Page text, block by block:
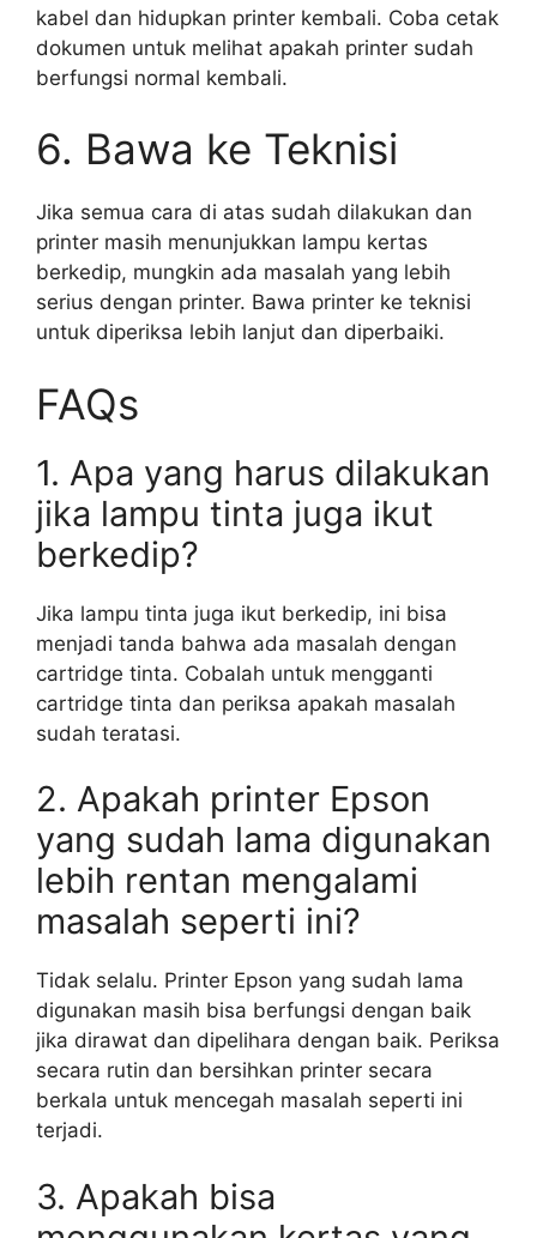
kabel dan hidupkan printer kembali. Coba cetak
dokumen untuk melihat apakah printer sudah
berfungsi normal kembali.
6. Bawa ke Teknisi
Jika semua cara di atas sudah dilakukan dan
printer masih menunjukkan lampu kertas
berkedip, mungkin ada masalah yang lebih
serius dengan printer. Bawa printer ke teknisi
untuk diperiksa lebih lanjut dan diperbaiki.
FAQs
1. Apa yang harus dilakukan
jika lampu tinta juga ikut
berkedip?
Jika lampu tinta juga ikut berkedip, ini bisa
menjadi tanda bahwa ada masalah dengan
cartridge tinta. Cobalah untuk mengganti
cartridge tinta dan periksa apakah masalah
sudah teratasi.
2. Apakah printer Epson
yang sudah lama digunakan
lebih rentan mengalami
masalah seperti ini?
Tidak selalu. Printer Epson yang sudah lama
digunakan masih bisa berfungsi dengan baik
jika dirawat dan dipelihara dengan baik. Periksa
secara rutin dan bersihkan printer secara
berkala untuk mencegah masalah seperti ini
terjadi.
3. Apakah bisa